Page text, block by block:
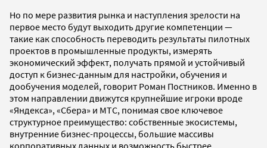
Но по мере развития рынка и наступления зрелости на
первое место будут выходить другие компетенции —
такие как способность переводить результаты пилотных
проектов в промышленные продукты, измерять
экономический эффект, получать прямой и устойчивый
доступ к бизнес-данным для настройки, обучения и
дообучения моделей, говорит Роман Постников. Именно в
этом направлении движутся крупнейшие игроки вроде
«Яндекса», «Сбера» и МТС, понимая свое ключевое
структурное преимущество: собственные экосистемы,
внутренние бизнес-процессы, большие массивы
корпоративных данных и возможность быстрее